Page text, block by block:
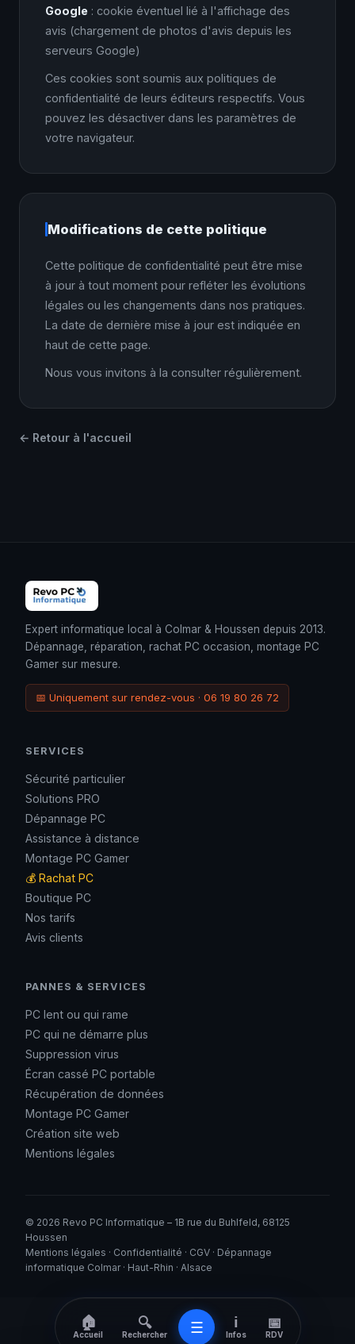
🏠
Accueil
🔍
Rechercher ☰ ℹ️
Infos
📅
RDV
Google : cookie éventuel lié à l'affichage des
avis (chargement de photos d'avis depuis les
serveurs Google)
Ces cookies sont soumis aux politiques de
confidentialité de leurs éditeurs respectifs. Vous
pouvez les désactiver dans les paramètres de
votre navigateur.
Modifications de cette politique
Cette politique de confidentialité peut être mise
à jour à tout moment pour refléter les évolutions
légales ou les changements dans nos pratiques.
La date de dernière mise à jour est indiquée en
haut de cette page.
Nous vous invitons à la consulter régulièrement.
← Retour à l'accueil
Expert informatique local à Colmar & Houssen depuis 2013.
Dépannage, réparation, rachat PC occasion, montage PC
Gamer sur mesure.
📅 Uniquement sur rendez-vous · 06 19 80 26 72
SERVICES
Sécurité particulier
Solutions PRO
Dépannage PC
Assistance à distance
Montage PC Gamer
💰 Rachat PC
Boutique PC
Nos tarifs
Avis clients
PANNES & SERVICES
PC lent ou qui rame
PC qui ne démarre plus
Suppression virus
Écran cassé PC portable
Récupération de données
Montage PC Gamer
Création site web
Mentions légales
© 2026 Revo PC Informatique – 1B rue du Buhlfeld, 68125
Houssen
Mentions légales · Confidentialité · CGV · Dépannage
informatique Colmar · Haut-Rhin · Alsace